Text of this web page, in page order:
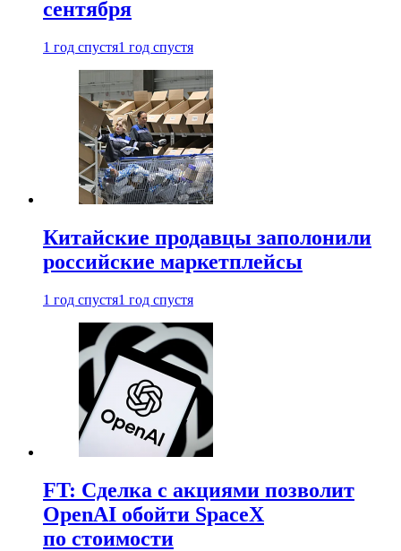
сентября
1 год спустя1 год спустя
Китайские продавцы заполонили
российские маркетплейсы
1 год спустя1 год спустя
FT: Сделка с акциями позволит
OpenAI обойти SpaceX
по стоимости